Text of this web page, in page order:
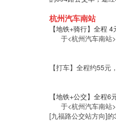
杭州汽车南站
【地铁+骑行】全程
于<杭州汽车南站>
【打车】全程约55元
【地铁+公交】全程6
于<杭州汽车南站>
[九福路公交站方向]